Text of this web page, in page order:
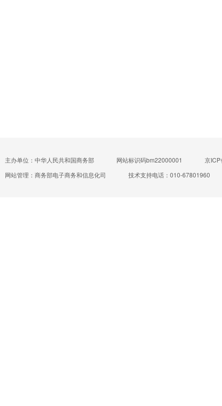
主办单位：中华人民共和国商务部 网站标识码bm22000001
京
网站管理：商务部电子商务和信息化司
技术支持电话：010-67801960